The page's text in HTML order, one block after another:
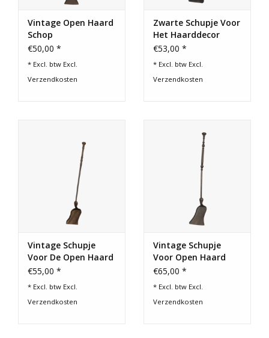
Vintage Open Haard
Schop
€50,00 *
* Excl. btw Excl.
Verzendkosten
Zwarte Schupje Voor
Het Haarddecor
€53,00 *
* Excl. btw Excl.
Verzendkosten
Vintage Schupje
Voor De Open Haard
€55,00 *
* Excl. btw Excl.
Verzendkosten
Vintage Schupje
Voor Open Haard
€65,00 *
* Excl. btw Excl.
Verzendkosten